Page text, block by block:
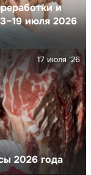
и
июля 2026
2026 года
17 июля '26